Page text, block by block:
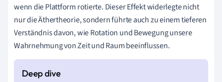
wenn die Plattform rotierte. Dieser Effekt widerlegte nicht
nur die Äthertheorie, sondern führte auch zu einem tieferen
Verständnis davon, wie Rotation und Bewegung unsere
Wahrnehmung von Zeit und Raum beeinflussen.